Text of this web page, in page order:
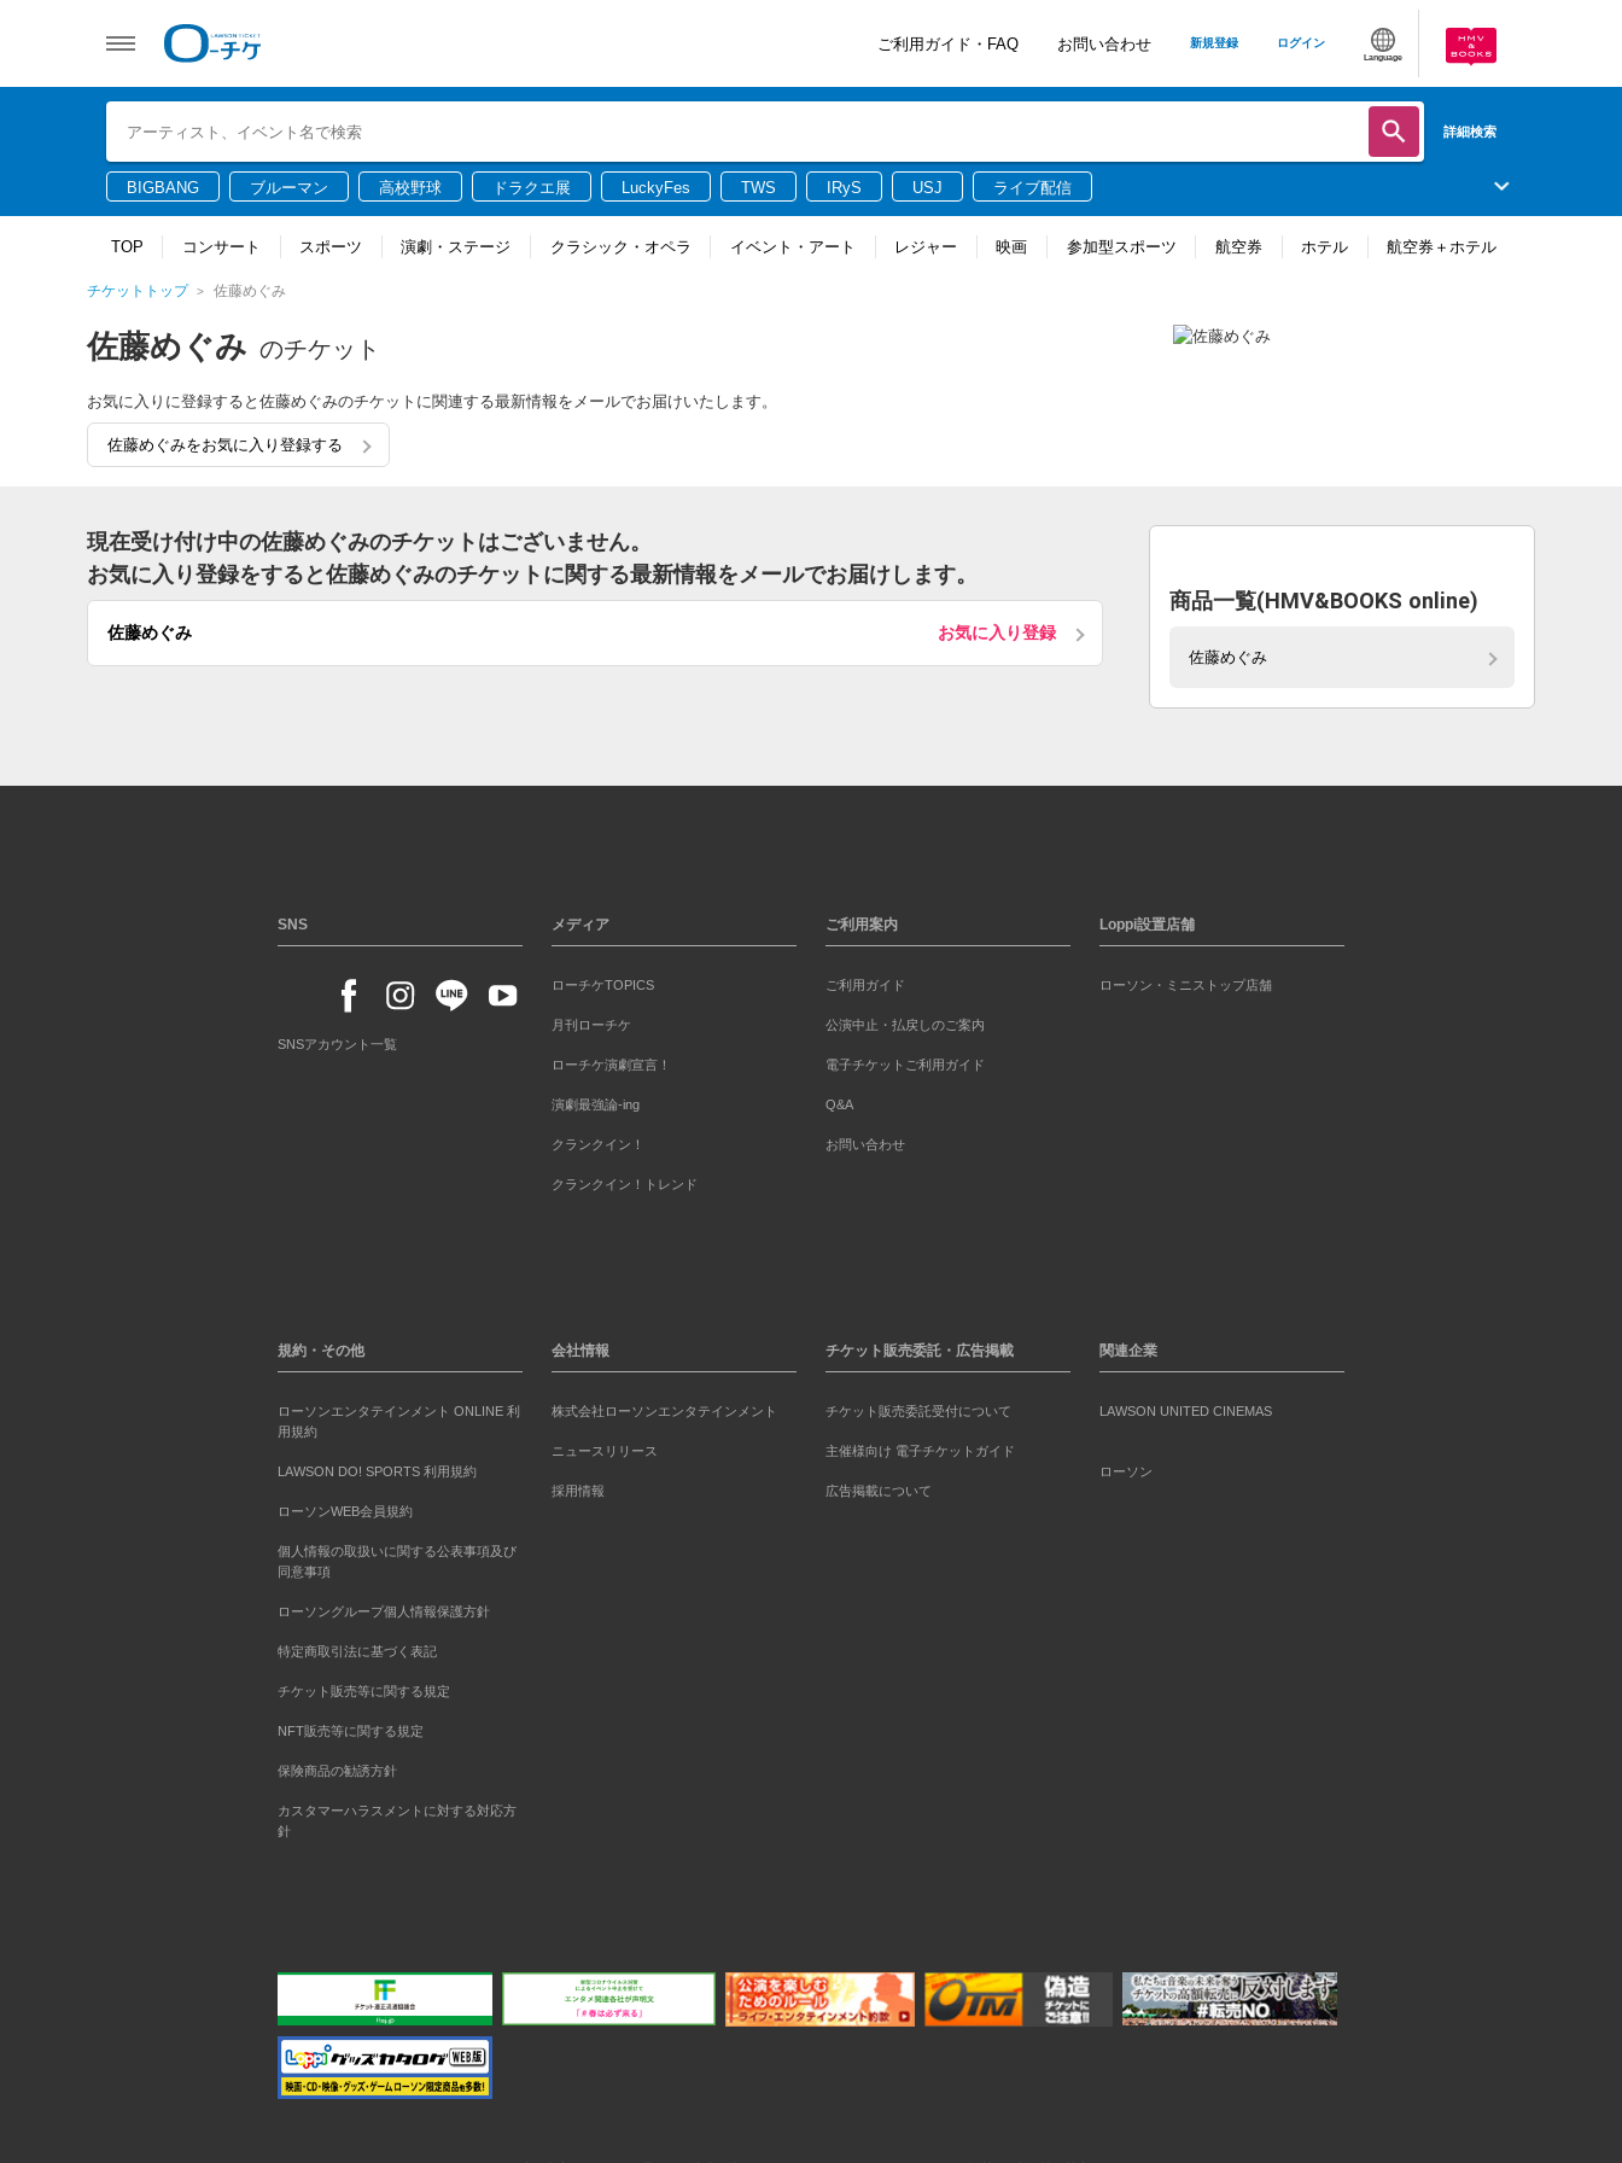
ご利用ガイド・FAQ お問い合わせ 新規登録 ログイン
Language
詳細検索
BIGBANG ブルーマン 高校野球 ドラクエ展 LuckyFes TWS IRyS USJ ライブ配信
TOP コンサート スポーツ 演劇・ステージ クラシック・オペラ イベント・アート レジャー 映画 参加型スポーツ 航空券 ホテル 航空券＋ホテル
チケットトップ 佐藤めぐみ
佐藤めぐみ のチケット
お気に入りに登録すると佐藤めぐみのチケットに関連する最新情報をメールでお届けいたします。
佐藤めぐみをお気に入り登録する
現在受け付け中の佐藤めぐみのチケットはございません。
お気に入り登録をすると佐藤めぐみのチケットに関する最新情報をメールでお届けします。
佐藤めぐみ お気に入り登録
商品一覧(HMV&BOOKS online)
佐藤めぐみ
SNS
SNSアカウント一覧
メディア
ローチケTOPICS
月刊ローチケ
ローチケ演劇宣言！
演劇最強論-ing
クランクイン！
クランクイン！トレンド
ご利用案内
ご利用ガイド
公演中止・払戻しのご案内
電子チケットご利用ガイド
Q&A
お問い合わせ
Loppi設置店舗
ローソン・ミニストップ店舗
規約・その他
ローソンエンタテインメント ONLINE 利
用規約
LAWSON DO! SPORTS 利用規約
ローソンWEB会員規約
個人情報の取扱いに関する公表事項及び
同意事項
ローソングループ個人情報保護方針
特定商取引法に基づく表記
チケット販売等に関する規定
NFT販売等に関する規定
保険商品の勧誘方針
カスタマーハラスメントに対する対応方
針
会社情報
株式会社ローソンエンタテインメント
ニュースリリース
採用情報
チケット販売委託・広告掲載
チケット販売委託受付について
主催様向け 電子チケットガイド
広告掲載について
関連企業
LAWSON UNITED CINEMAS
ローソン